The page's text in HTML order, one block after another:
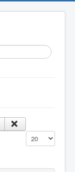
Affichage #